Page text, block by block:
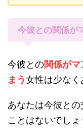
今彼との関係が
今彼との関係が
まう女性は少なく
あなたは今彼と
ことはないでしょ